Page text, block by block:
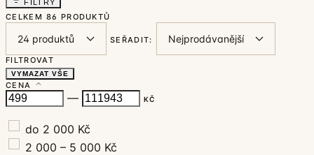
FILTRY
CELKEM 86 PRODUKTŮ
SEŘADIT:
FILTROVAT
VYMAZAT VŠE
CENA
— KČ
do 2 000 Kč
2 000 – 5 000 Kč